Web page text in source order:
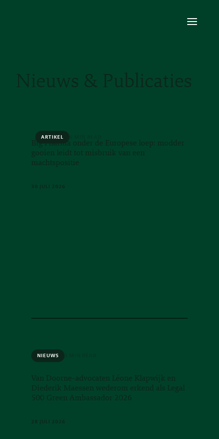
Nieuws & Publicaties
ARTIKEL
Big Pharma onder de Europese loep: modder
gooien leidt tot misbruik van een
machtspositie
30 JULI 2026
NIEUWS
Van Doorne-advocaten Léone Klapwijk en
Diederik Maessen wederom erkend als Legal
500 Green Ambassador 2026
28 JULI 2026